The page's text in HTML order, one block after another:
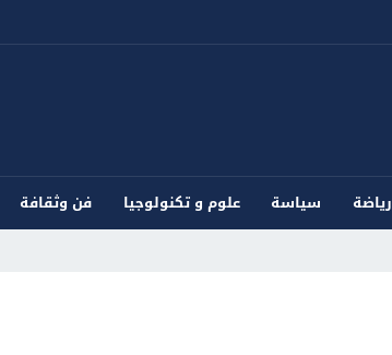
رياضة سياسة علوم و تكنولوجيا فن وثقافة